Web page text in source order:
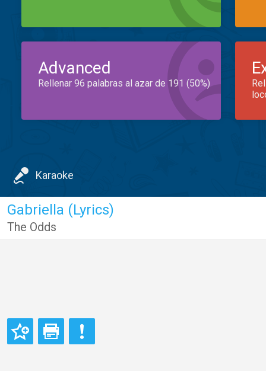
Advanced
Rellenar 96 palabras al azar de 191 (50%)
Karaoke
Gabriella (Lyrics)
The Odds